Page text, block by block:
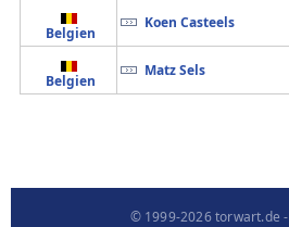
Belgien
Koen Casteels
Belgien
Matz Sels
© 1999-2026 torwart.de -